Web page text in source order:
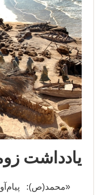
یادداشت
«محمد(ص):